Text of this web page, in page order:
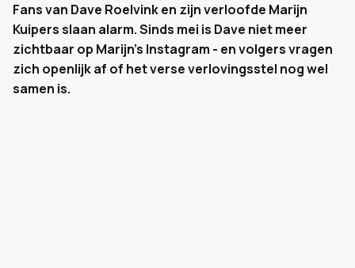
Fans van Dave Roelvink en zijn verloofde Marijn
Kuipers slaan alarm. Sinds mei is Dave niet meer
zichtbaar op Marijn's Instagram - en volgers vragen
zich openlijk af of het verse verlovingsstel nog wel
samen is.